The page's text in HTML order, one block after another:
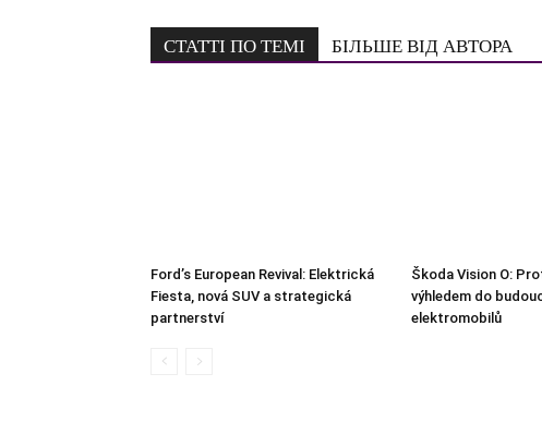
СТАТТІ ПО ТЕМІ БІЛЬШЕ ВІД АВТОРА
Ford’s European Revival: Elektrická
Fiesta, nová SUV a strategická
partnerství
Škoda Vision O:
výhledem do
elektromobilů